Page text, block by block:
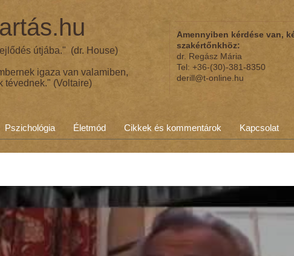
útjába." (dr. House)
igaza van valamiben,
tévednek." (Voltaire)
Amennyiben kérdése van,
szakértőnkhöz:
dr. Regász Mária
Tel: +36-(30)-381-8350
derill@t-online.hu
Pszichológia Életmód Cikkek és kommentárok Kapcsolat